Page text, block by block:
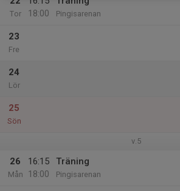
Tor
18:00
Pingisarenan
23
Fre
24
Lör
25
Sön
v.5
26
Mån
16:15
18:00
Träning
Pingisarenan